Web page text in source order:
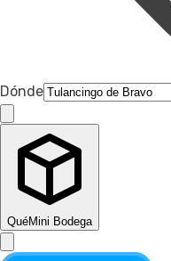
Dónde
QuéMini Bodega